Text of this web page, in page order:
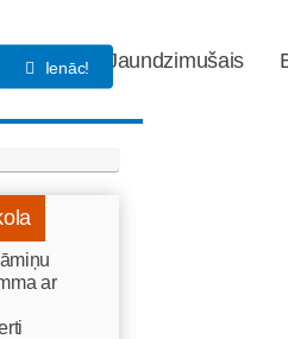
Jaundzimušais
Ienāc!
ar